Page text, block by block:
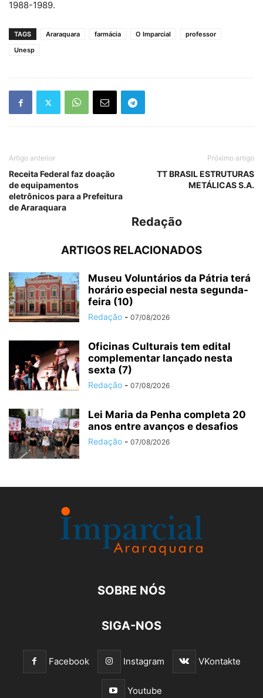
1988-1989.
TAGS Araraquara farmácia O Imparcial
professor
Unesp
Artigo anterior
Receita Federal faz doação
de equipamentos
eletrônicos para a Prefeitura
de Araraquara
Próximo artigo
TT BRASIL ESTRUTURAS
METÁLICAS S.A.
Redação
ARTIGOS RELACIONADOS
Museu Voluntários da Pátria terá
horário especial nesta segunda-
feira (10)
Redação - 07/08/2026
Oficinas Culturais tem edital
complementar lançado nesta
sexta (7)
Redação - 07/08/2026
Lei Maria da Penha completa 20
anos entre avanços e desafios
Redação - 07/08/2026
SOBRE NÓS
SIGA-NOS
Facebook Instagram VKontakte
Youtube